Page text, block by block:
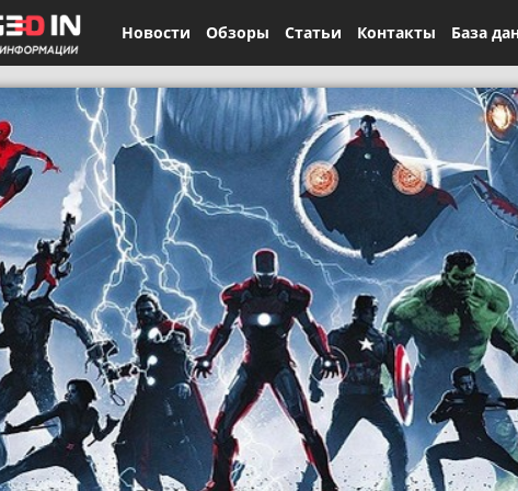
Новости Обзоры Статьи Контакты База